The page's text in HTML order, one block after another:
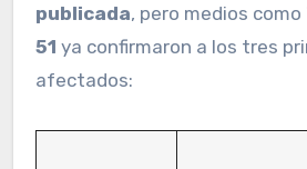
publicada, pero medios como
51 ya confirmaron a los tres
afectados: